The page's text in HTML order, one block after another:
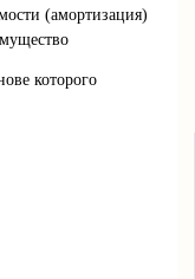
(амортизация)
которого